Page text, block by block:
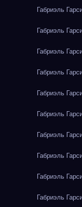
Габриэль
Габриэль
Габриэль
Габриэль
Габриэль
Габриэль
Габриэль
Габриэль
Габриэль
Габриэль